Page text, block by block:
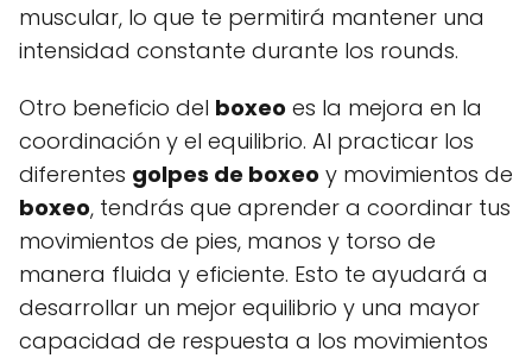
muscular, lo que te permitirá mantener una
intensidad constante durante los rounds.
Otro beneficio del boxeo es la mejora en la
coordinación y el equilibrio. Al practicar los
diferentes golpes de boxeo y movimientos de
boxeo, tendrás que aprender a coordinar tus
movimientos de pies, manos y torso de
manera fluida y eficiente. Esto te ayudará a
desarrollar un mejor equilibrio y una mayor
capacidad de respuesta a los movimientos